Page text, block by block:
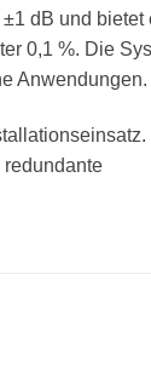
dB und bietet
0,1 %. Die
Anwendungen.